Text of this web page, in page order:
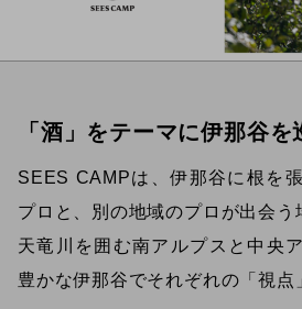
「酒」をテーマに伊那谷を
SEES CAMPは、伊那谷に根を
プロと、別の地域のプロが出会う
天竜川を囲む南アルプスと中央
豊かな伊那谷でそれぞれの「視点